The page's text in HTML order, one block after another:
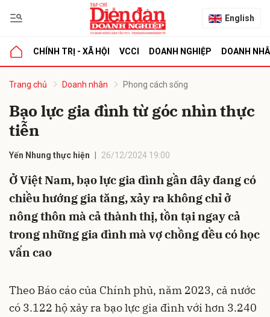
English
CHÍNH TRỊ - XÃ HỘI VCCI DOANH NGHIỆP DOANH
Trang chủ Doanh nhân Phong cách sống
Bạo lực gia đình từ góc nhìn thực
tiễn
Yến Nhung thực hiện 26/12/2024 19:00
Ở Việt Nam, bạo lực gia đình gần đây đang có
chiều hướng gia tăng, xảy ra không chỉ ở
nông thôn mà cả thành thị, tồn tại ngay cả
trong những gia đình mà vợ chồng đều có học
vấn cao
Theo Báo cáo của Chính phủ, năm 2023, cả nước
có 3.122 hộ xảy ra bạo lực gia đình với hơn 3.240
luận
Hủy